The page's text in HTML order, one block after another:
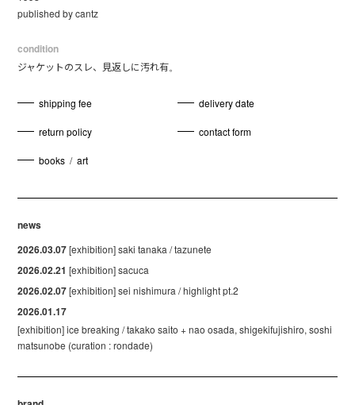
published by cantz
condition
ジャケットのスレ、見返しに汚れ有。
shipping fee delivery date
return policy contact form
books / art
news
2026.03.07[exhibition] saki tanaka / tazunete
2026.02.21 [exhibition] sacuca
2026.02.07[exhibition] sei nishimura / highlight pt.2
2026.01.17
[exhibition] ice breaking / takako saito + nao osada, shigekifujishiro, soshi
matsunobe (curation : rondade)